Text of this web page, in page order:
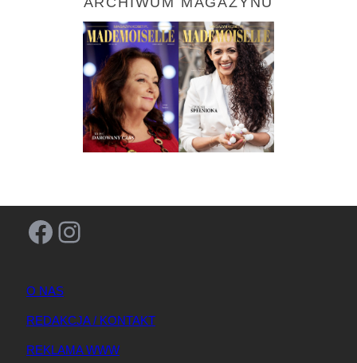
Facebook Instagram
O NAS
REDAKCJA / KONTAKT
REKLAMA WWW